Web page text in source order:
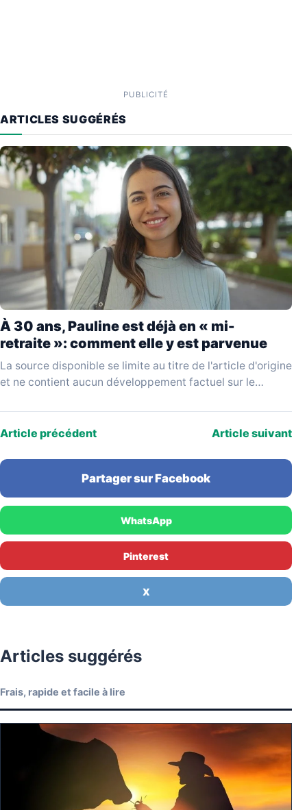
PUBLICITÉ
ARTICLES SUGGÉRÉS
À 30 ans, Pauline est déjà en « mi-
retraite »: comment elle y est parvenue
La source disponible se limite au titre de l'article d'origine
et ne contient aucun développement factuel sur le
Article précédent Article suivant
Partager sur Facebook
WhatsApp
Pinterest
X
Articles suggérés
Frais, rapide et facile à lire